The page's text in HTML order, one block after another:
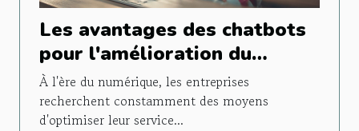
Les avantages des chatbots
pour l'amélioration du
service client
À l'ère du numérique, les entreprises
recherchent constamment des moyens
d'optimiser leur service...